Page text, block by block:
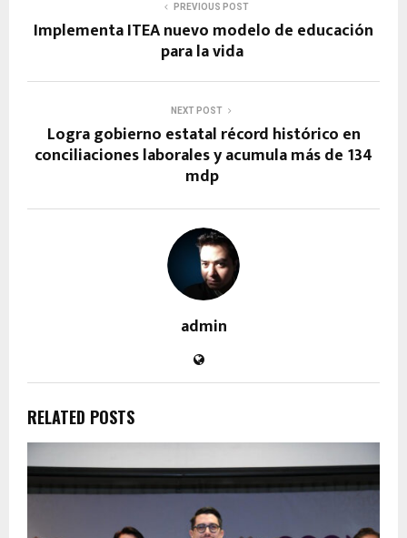
PREVIOUS POST
Implementa ITEA nuevo modelo de educación
para la vida
NEXT POST
Logra gobierno estatal récord histórico en
conciliaciones laborales y acumula más de 134
mdp
admin
RELATED POSTS